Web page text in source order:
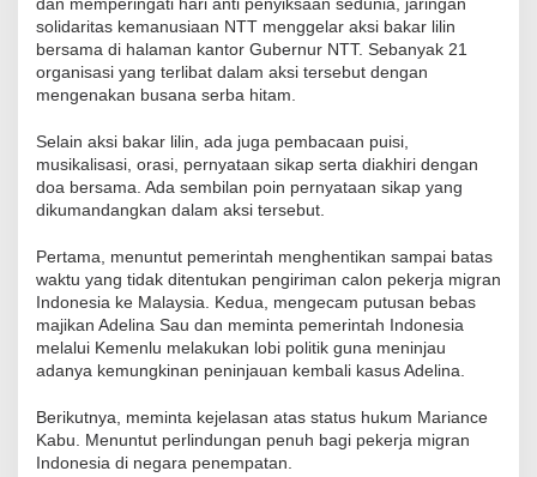
solidaritas kemanusiaan NTT menggelar aksi bakar lilin
bersama di halaman kantor Gubernur NTT. Sebanyak 21
organisasi yang terlibat dalam aksi tersebut dengan
mengenakan busana serba hitam.
Selain aksi bakar lilin, ada juga pembacaan puisi,
musikalisasi, orasi, pernyataan sikap serta diakhiri dengan
doa bersama. Ada sembilan poin pernyataan sikap yang
dikumandangkan dalam aksi tersebut.
Pertama, menuntut pemerintah menghentikan sampai batas
waktu yang tidak ditentukan pengiriman calon pekerja migran
Indonesia ke Malaysia. Kedua, mengecam putusan bebas
majikan Adelina Sau dan meminta pemerintah Indonesia
melalui Kemenlu melakukan lobi politik guna meninjau
adanya kemungkinan peninjauan kembali kasus Adelina.
Berikutnya, meminta kejelasan atas status hukum Mariance
Kabu. Menuntut perlindungan penuh bagi pekerja migran
Indonesia di negara penempatan.